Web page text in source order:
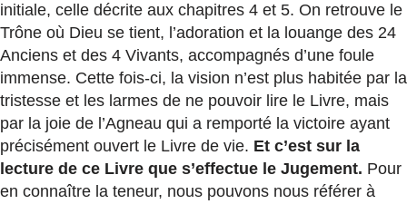
initiale, celle décrite aux chapitres 4 et 5. On retrouve le
Trône où Dieu se tient, l’adoration et la louange des 24
Anciens et des 4 Vivants, accompagnés d’une foule
immense. Cette fois-ci, la vision n’est plus habitée par la
tristesse et les larmes de ne pouvoir lire le Livre, mais
par la joie de l’Agneau qui a remporté la victoire ayant
précisément ouvert le Livre de vie. Et c’est sur la
lecture de ce Livre que s’effectue le Jugement. Pour
en connaître la teneur, nous pouvons nous référer à